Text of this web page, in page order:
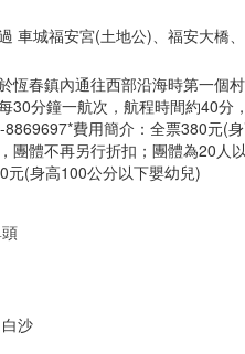
車城福安宮(土地公)、福安大橋
恆春鎮內通往西部沿海時第一個
30分鐘一航次，航程時間約40分
8869697*費用簡介：全票380元(身
團體不再另行折扣；團體為20人
元(身高100公分以下嬰幼兒)
沙